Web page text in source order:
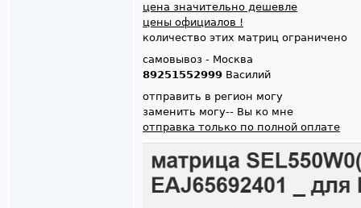
цена значительно дешевле
цены официалов !
количество этих матриц ограничено
самовывоз - Москва
89251552999 Василий
отправить в регион могу
заменить могу-- Вы ко мне
отправка только по полной оплате